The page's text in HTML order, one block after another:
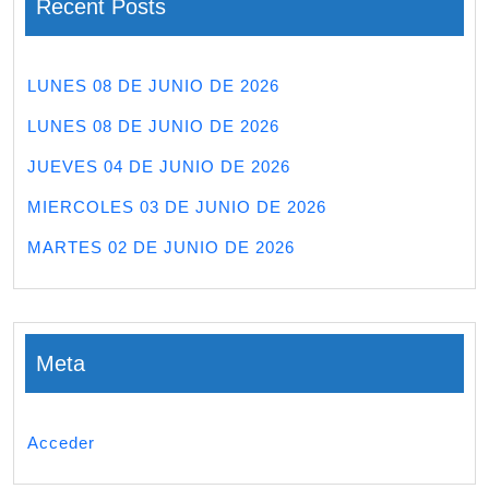
Recent Posts
LUNES 08 DE JUNIO DE 2026
LUNES 08 DE JUNIO DE 2026
JUEVES 04 DE JUNIO DE 2026
MIERCOLES 03 DE JUNIO DE 2026
MARTES 02 DE JUNIO DE 2026
Meta
Acceder